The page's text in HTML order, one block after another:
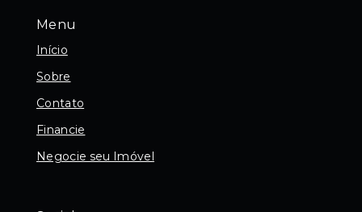
Menu
Início
Sobre
Contato
Financie
Negocie seu Imóvel